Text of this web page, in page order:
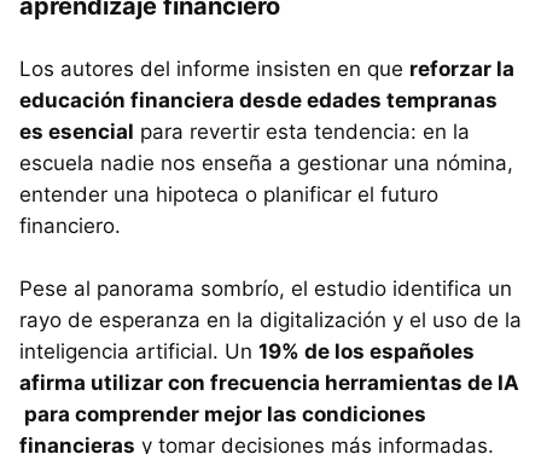
aprendizaje financiero
Los autores del informe insisten en que reforzar la
educación financiera desde edades tempranas
es esencial para revertir esta tendencia: en la
escuela nadie nos enseña a gestionar una nómina,
entender una hipoteca o planificar el futuro
financiero.
Pese al panorama sombrío, el estudio identifica un
rayo de esperanza en la digitalización y el uso de la
inteligencia artificial. Un 19% de los españoles
afirma utilizar con frecuencia herramientas de IA
para comprender mejor las condiciones
financieras y tomar decisiones más informadas.